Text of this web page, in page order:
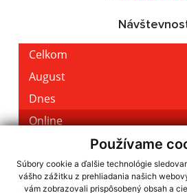
Používame
Súbory cookie a ďalšie technológie
vášho zážitku z prehliadania našich
vám zobrazovali prispôsobený obsah a
využite možnosť získavania aktuálnych